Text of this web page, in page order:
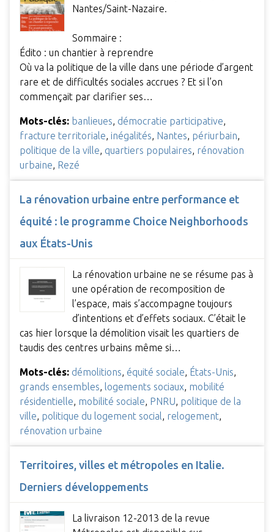
Nantes/Saint-Nazaire.
Sommaire :
Édito : un chantier à reprendre
Où va la politique de la ville dans une période d’argent
rare et de difficultés sociales accrues ? Et si l’on
commençait par clarifier ses…
Mots-clés: banlieues, démocratie participative,
fracture territoriale, inégalités, Nantes, périurbain,
politique de la ville, quartiers populaires, rénovation
urbaine, Rezé
La rénovation urbaine entre performance et
équité : le programme Choice Neighborhoods
aux États-Unis
La rénovation urbaine ne se résume pas à
une opération de recomposition de
l’espace, mais s’accompagne toujours
d’intentions et d’effets sociaux. C’était le
cas hier lorsque la démolition visait les quartiers de
taudis des centres urbains même si…
Mots-clés: démolitions, équité sociale, États-Unis,
grands ensembles, logements sociaux, mobilité
résidentielle, mobilité sociale, PNRU, politique de la
ville, politique du logement social, relogement,
rénovation urbaine
Territoires, villes et métropoles en Italie.
Derniers développements
La livraison 12-2013 de la revue